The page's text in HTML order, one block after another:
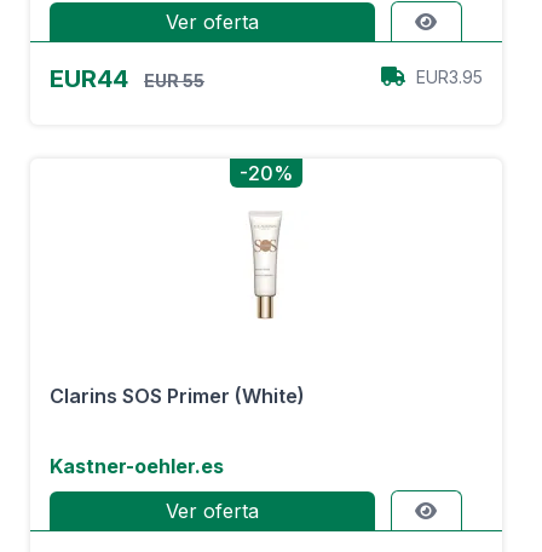
Ver oferta
EUR44 EUR 55 EUR3.95
-20%
Clarins SOS Primer (White)
Kastner-oehler.es
Ver oferta